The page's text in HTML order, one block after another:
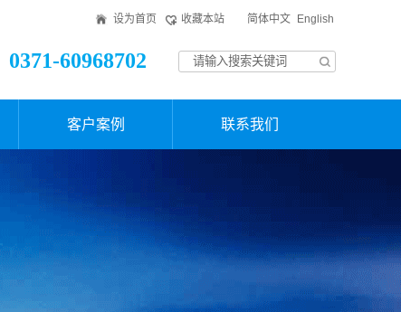
设为首页 收藏本站 简体中文 English
0371-60968702
客户案例 联系我们